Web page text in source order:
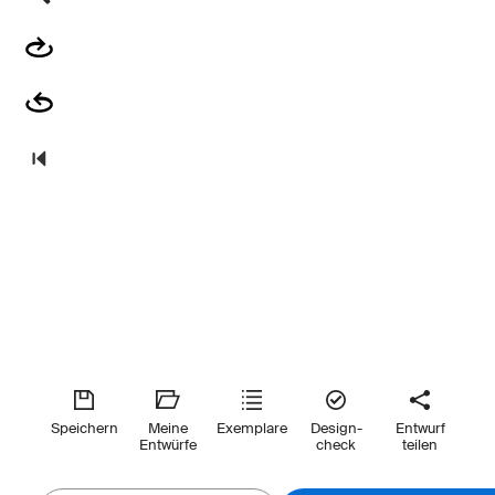
Speichern
Meine
Entwürfe
Exemplare
Design-
check
Entwurf
teilen